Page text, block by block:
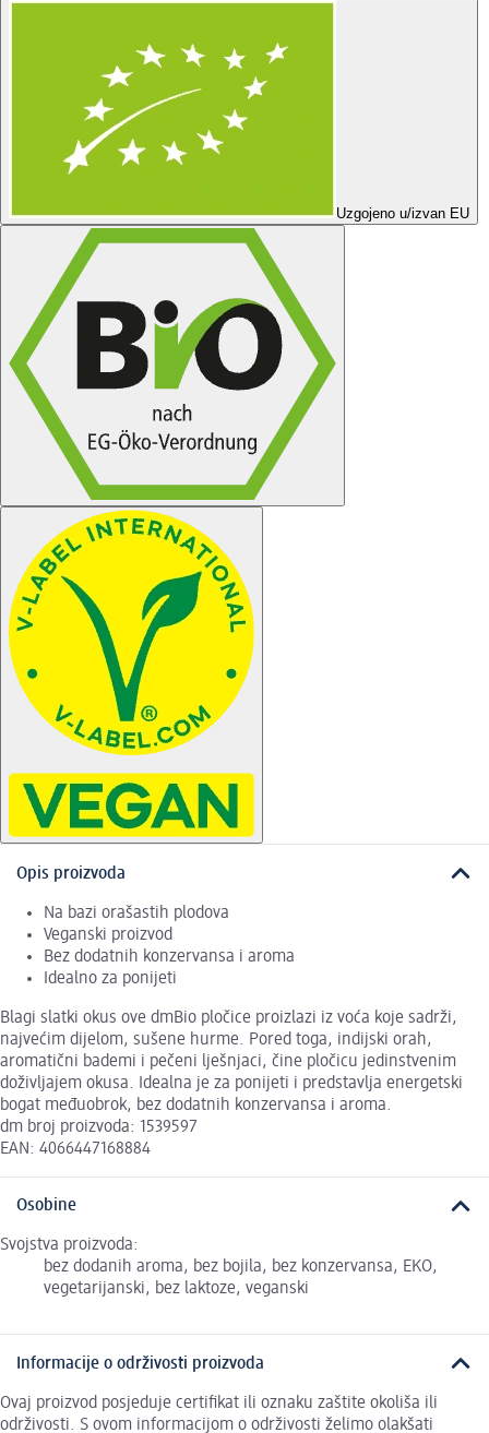
Uzgojeno u/izvan EU
Opis proizvoda
Na bazi orašastih plodova
Veganski proizvod
Bez dodatnih konzervansa i aroma
Idealno za ponijeti
Blagi slatki okus ove dmBio pločice proizlazi iz voća koje sadrži,
najvećim dijelom, sušene hurme. Pored toga, indijski orah,
aromatični bademi i pečeni lješnjaci, čine pločicu jedinstvenim
doživljajem okusa. Idealna je za ponijeti i predstavlja energetski
bogat međuobrok, bez dodatnih konzervansa i aroma.
dm broj proizvoda: 1539597
EAN: 4066447168884
Osobine
Svojstva proizvoda:
bez dodanih aroma, bez bojila, bez konzervansa, EKO,
vegetarijanski, bez laktoze, veganski
Informacije o održivosti proizvoda
Ovaj proizvod posjeduje certifikat ili oznaku zaštite okoliša ili
održivosti. S ovom informacijom o održivosti želimo olakšati